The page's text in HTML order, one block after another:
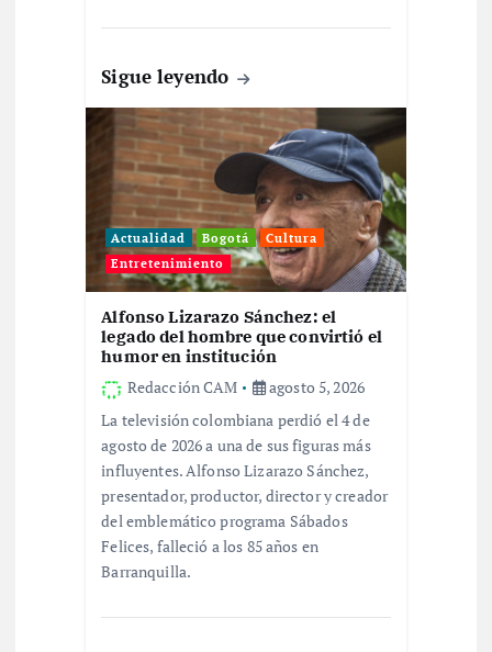
Sigue leyendo
Actualidad Bogotá
Cultura
Entretenimiento
Alfonso Lizarazo Sánchez: el
legado del hombre que convirtió el
humor en institución
Redacción CAM
agosto 5, 2026
La televisión colombiana perdió el 4 de
agosto de 2026 a una de sus figuras más
influyentes. Alfonso Lizarazo Sánchez,
presentador, productor, director y creador
del emblemático programa Sábados
Felices, falleció a los 85 años en
Barranquilla.